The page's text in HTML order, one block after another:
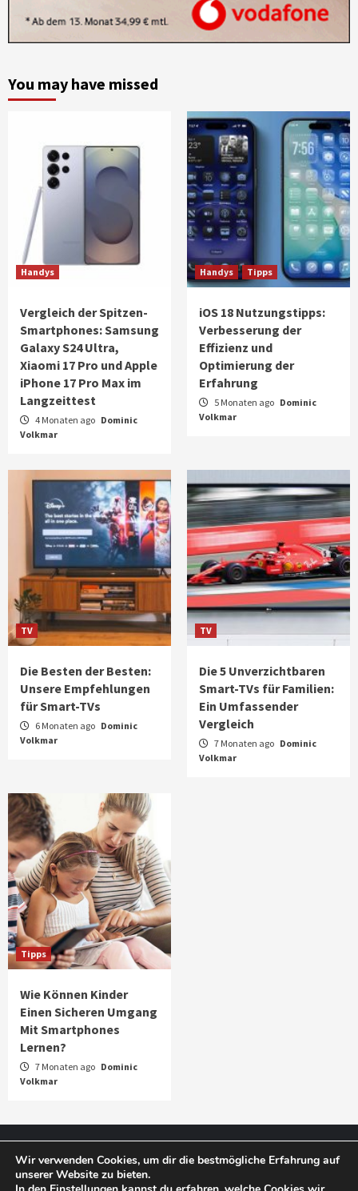
You may have missed
Handys
Vergleich der Spitzen-
Smartphones: Samsung
Galaxy S24 Ultra,
Xiaomi 17 Pro und Apple
iPhone 17 Pro Max im
Langzeittest
4 Monaten ago Dominic
Volkmar
Handys Tipps
iOS 18 Nutzungstipps:
Verbesserung der
Effizienz und
Optimierung der
Erfahrung
5 Monaten ago Dominic
Volkmar
TV
Die Besten der Besten:
Unsere Empfehlungen
für Smart-TVs
6 Monaten ago Dominic
Volkmar
TV
Die 5 Unverzichtbaren
Smart-TVs für Familien:
Ein Umfassender
Vergleich
7 Monaten ago Dominic
Volkmar
Tipps
Wie Können Kinder
Einen Sicheren Umgang
Mit Smartphones
Lernen?
7 Monaten ago Dominic
Volkmar
Impressum Datenschutz
Wir verwenden Cookies, um dir die bestmögliche Erfahrung auf
unserer Website zu bieten.